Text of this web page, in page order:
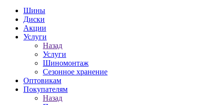
Шины
Диски
Акции
Услуги
Назад
Услуги
Шиномонтаж
Сезонное хранение
Оптовикам
Покупателям
Назад